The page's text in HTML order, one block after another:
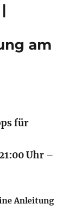
am
für
Uhr –
Anleitung